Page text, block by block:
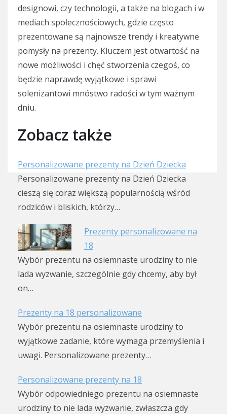
designowi, czy technologii, a także na blogach i w
mediach społecznościowych, gdzie często
prezentowane są najnowsze trendy i kreatywne
pomysły na prezenty. Kluczem jest otwartość na
nowe możliwości i chęć stworzenia czegoś, co
będzie naprawdę wyjątkowe i sprawi
solenizantowi mnóstwo radości w tym ważnym
dniu.
Zobacz także
Personalizowane prezenty na Dzień Dziecka
Personalizowane prezenty na Dzień Dziecka
cieszą się coraz większą popularnością wśród
rodziców i bliskich, którzy…
Prezenty personalizowane na
18
Wybór prezentu na osiemnaste urodziny to nie
lada wyzwanie, szczególnie gdy chcemy, aby był
on…
Prezenty na 18 personalizowane
Wybór prezentu na osiemnaste urodziny to
wyjątkowe zadanie, które wymaga przemyślenia i
uwagi. Personalizowane prezenty…
Personalizowane prezenty na 18
Wybór odpowiedniego prezentu na osiemnaste
urodziny to nie lada wyzwanie, zwłaszcza gdy